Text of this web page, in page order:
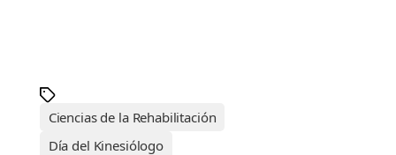
Ciencias de la Rehabilitación
Día del Kinesiólogo